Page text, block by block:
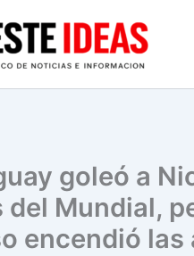
goleó a
del Mundial,
encendió las